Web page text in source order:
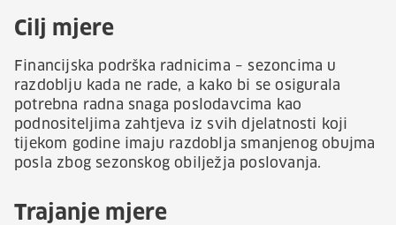
Cilj mjere
Financijska podrška radnicima – sezoncima u
razdoblju kada ne rade, a kako bi se osigurala
potrebna radna snaga poslodavcima kao
podnositeljima zahtjeva iz svih djelatnosti koji
tijekom godine imaju razdoblja smanjenog obujma
posla zbog sezonskog obilježja poslovanja.
Trajanje mjere